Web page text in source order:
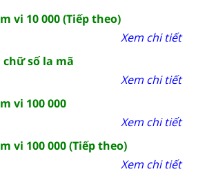
vi 10 000 (Tiếp theo)
Xem chi tiết
số la mã
Xem chi tiết
vi 100 000
Xem chi tiết
vi 100 000 (Tiếp theo)
Xem chi tiết